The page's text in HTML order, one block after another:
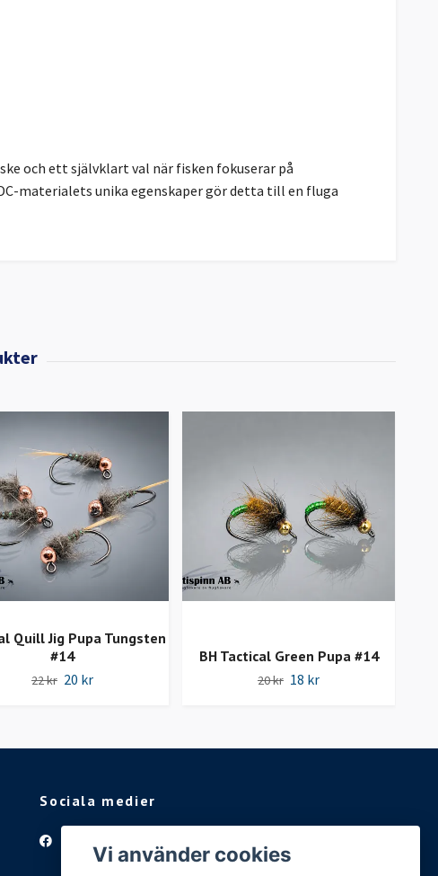
och ett självklart val när fisken fokuserar på
materialets unika egenskaper gör detta till en fluga
Quill Jig Pupa Tungsten
#14
22 kr 20 kr
BH Tactical Green Pupa #14
20 kr 18 kr
Sociala medier
Vi använder cookies